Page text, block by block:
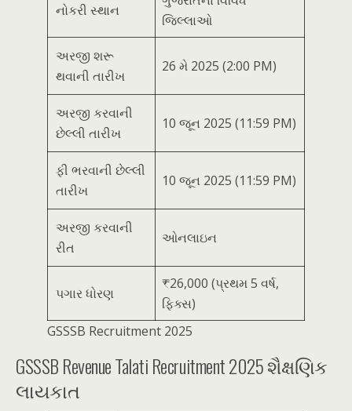
નોકરી સ્થાન
જિલ્લાઓ
અરજી શરૂ
થવાની તારીખ
26 મે 2025 (2:00 PM)
અરજી કરવાની
છેલ્લી તારીખ
10 જૂન 2025 (11:59 PM)
ફી ભરવાની છેલ્લી
તારીખ
10 જૂન 2025 (11:59 PM)
અરજી કરવાની
રીત
ઓનલાઇન
પગાર ધોરણ
₹26,000 (પ્રથમ 5 વર્ષ,
ફિક્સ)
GSSSB Recruitment 2025
GSSSB Revenue Talati Recruitment 2025 શૈક્ષણિક
લાયકાત